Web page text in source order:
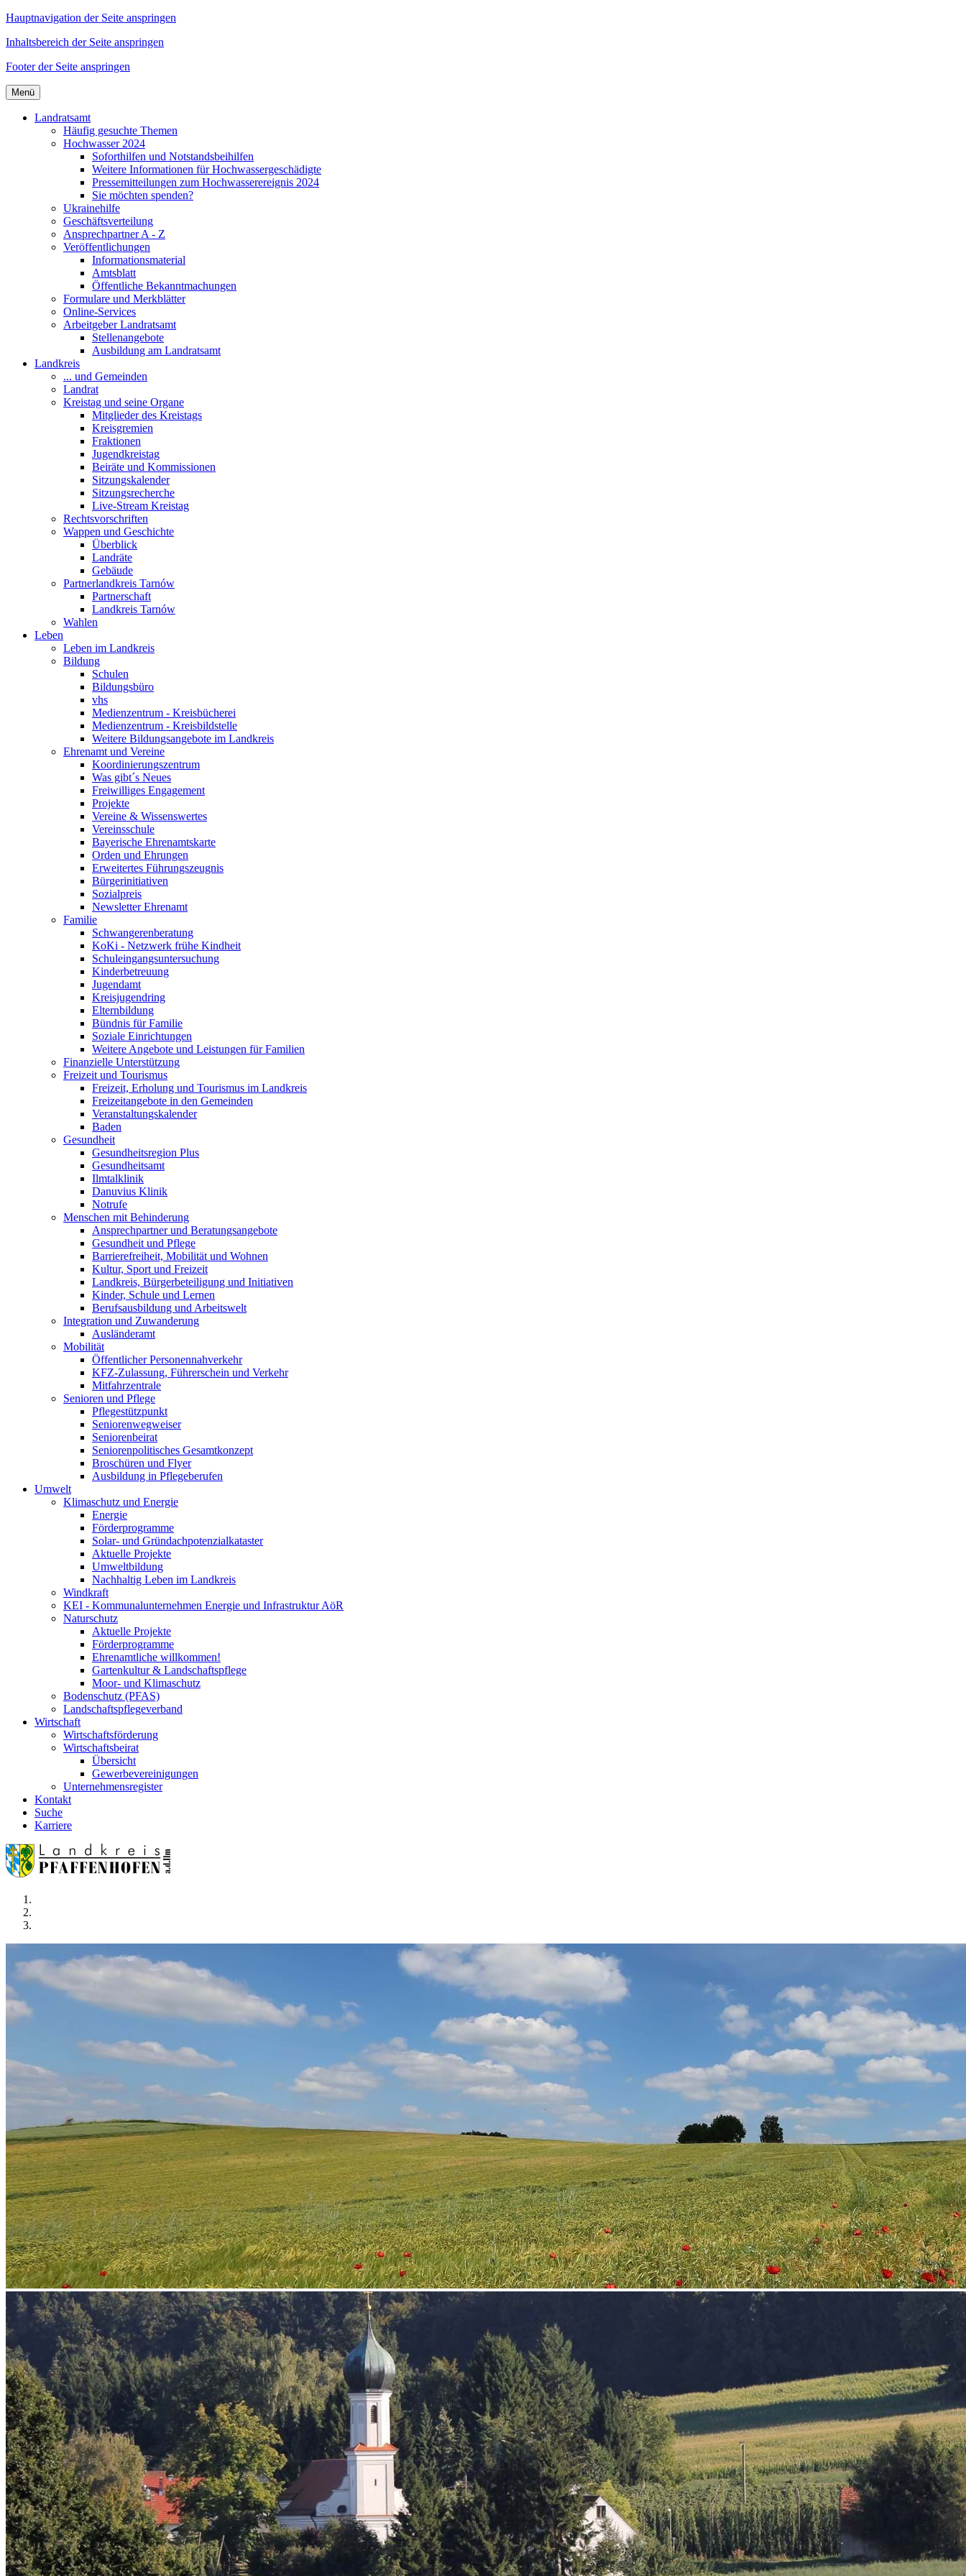
Hauptnavigation der Seite anspringen
Inhaltsbereich der Seite anspringen
Footer der Seite anspringen
Menü
Landratsamt
Häufig gesuchte Themen
Hochwasser 2024
Soforthilfen und Notstandsbeihilfen
Weitere Informationen für Hochwassergeschädigte
Pressemitteilungen zum Hochwasserereignis 2024
Sie möchten spenden?
Ukrainehilfe
Geschäftsverteilung
Ansprechpartner A - Z
Veröffentlichungen
Informationsmaterial
Amtsblatt
Öffentliche Bekanntmachungen
Formulare und Merkblätter
Online-Services
Arbeitgeber Landratsamt
Stellenangebote
Ausbildung am Landratsamt
Landkreis
... und Gemeinden
Landrat
Kreistag und seine Organe
Mitglieder des Kreistags
Kreisgremien
Fraktionen
Jugendkreistag
Beiräte und Kommissionen
Sitzungskalender
Sitzungsrecherche
Live-Stream Kreistag
Rechtsvorschriften
Wappen und Geschichte
Überblick
Landräte
Gebäude
Partnerlandkreis Tarnów
Partnerschaft
Landkreis Tarnów
Wahlen
Leben
Leben im Landkreis
Bildung
Schulen
Bildungsbüro
vhs
Medienzentrum - Kreisbücherei
Medienzentrum - Kreisbildstelle
Weitere Bildungsangebote im Landkreis
Ehrenamt und Vereine
Koordinierungszentrum
Was gibt´s Neues
Freiwilliges Engagement
Projekte
Vereine & Wissenswertes
Vereinsschule
Bayerische Ehrenamtskarte
Orden und Ehrungen
Erweitertes Führungszeugnis
Bürgerinitiativen
Sozialpreis
Newsletter Ehrenamt
Familie
Schwangerenberatung
KoKi - Netzwerk frühe Kindheit
Schuleingangsuntersuchung
Kinderbetreuung
Jugendamt
Kreisjugendring
Elternbildung
Bündnis für Familie
Soziale Einrichtungen
Weitere Angebote und Leistungen für Familien
Finanzielle Unterstützung
Freizeit und Tourismus
Freizeit, Erholung und Tourismus im Landkreis
Freizeitangebote in den Gemeinden
Veranstaltungskalender
Baden
Gesundheit
Gesundheitsregion Plus
Gesundheitsamt
Ilmtalklinik
Danuvius Klinik
Notrufe
Menschen mit Behinderung
Ansprechpartner und Beratungsangebote
Gesundheit und Pflege
Barrierefreiheit, Mobilität und Wohnen
Kultur, Sport und Freizeit
Landkreis, Bürgerbeteiligung und Initiativen
Kinder, Schule und Lernen
Berufsausbildung und Arbeitswelt
Integration und Zuwanderung
Ausländeramt
Mobilität
Öffentlicher Personennahverkehr
KFZ-Zulassung, Führerschein und Verkehr
Mitfahrzentrale
Senioren und Pflege
Pflegestützpunkt
Seniorenwegweiser
Seniorenbeirat
Seniorenpolitisches Gesamtkonzept
Broschüren und Flyer
Ausbildung in Pflegeberufen
Umwelt
Klimaschutz und Energie
Energie
Förderprogramme
Solar- und Gründachpotenzialkataster
Aktuelle Projekte
Umweltbildung
Nachhaltig Leben im Landkreis
Windkraft
KEI - Kommunalunternehmen Energie und Infrastruktur AöR
Naturschutz
Aktuelle Projekte
Förderprogramme
Ehrenamtliche willkommen!
Gartenkultur & Landschaftspflege
Moor- und Klimaschutz
Bodenschutz (PFAS)
Landschaftspflegeverband
Wirtschaft
Wirtschaftsförderung
Wirtschaftsbeirat
Übersicht
Gewerbevereinigungen
Unternehmensregister
Kontakt
Suche
Karriere